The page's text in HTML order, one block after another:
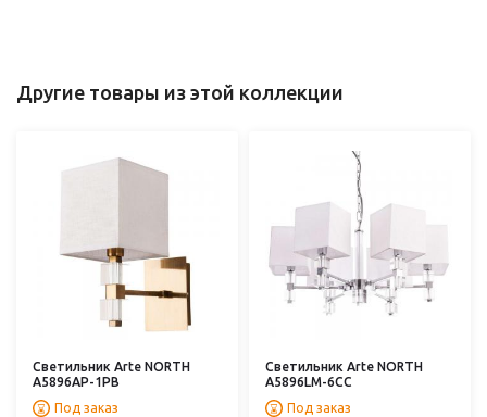
Другие товары из этой коллекции
Светильник Arte NORTH
A5896AP-1PB
Под заказ
Светильник Arte NORTH
A5896LM-6CC
Под заказ